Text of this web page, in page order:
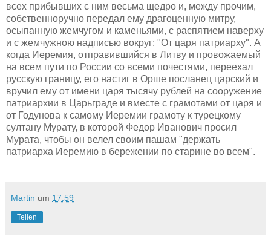
всех прибывших с ним весьма щедро и, между прочим,
собственноручно передал ему драгоценную митру,
осыпанную жемчугом и каменьями, с распятием наверху
и с жемчужною надписью вокруг: "От царя патриарху". А
когда Иеремия, отправившийся в Литву и провожаемый
на всем пути по России со всеми почестями, переехал
русскую границу, его настиг в Орше посланец царский и
вручил ему от имени царя тысячу рублей на сооружение
патриархии в Царьграде и вместе с грамотами от царя и
от Годунова к самому Иеремии грамоту к турецкому
султану Мурату, в которой Федор Иванович просил
Мурата, чтобы он велел своим пашам "держать
патриарха Иеремию в бережении по старине во всем".
Martin um 17:59
Teilen